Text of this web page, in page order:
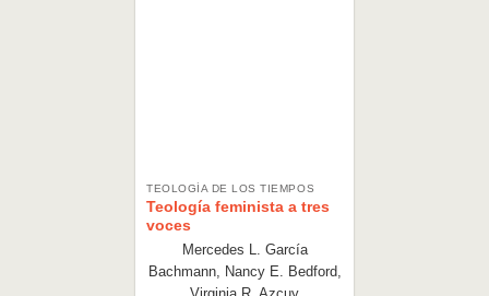
TEOLOGÍA DE LOS TIEMPOS
Teología feminista a tres
voces
Mercedes L. García
Bachmann, Nancy E. Bedford,